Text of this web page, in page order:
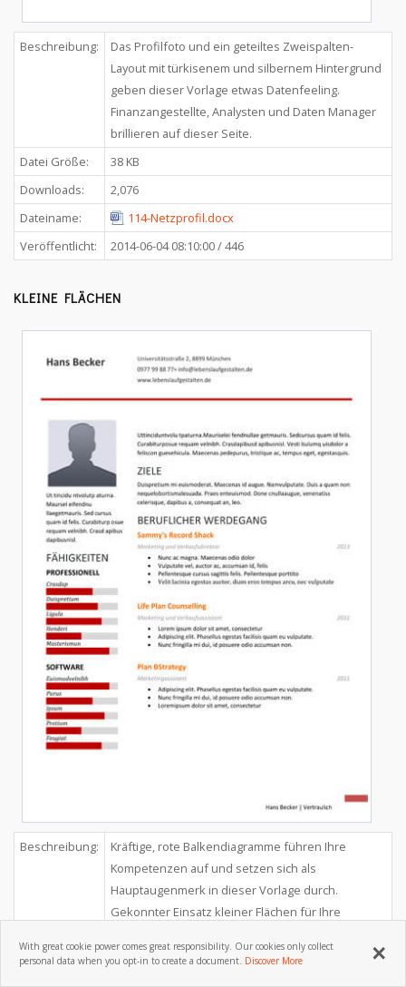
Beschreibung:
Das Profilfoto und ein geteiltes Zweispalten-
Layout mit türkisenem und silbernem Hintergrund
geben dieser Vorlage etwas Datenfeeling.
Finanzangestellte, Analysten und Daten Manager
brillieren auf dieser Seite.
Datei Größe:
38 KB
Downloads:
2,076
Dateiname:
114-Netzprofil.docx
Veröffentlicht:
2014-06-04 08:10:00 / 446
KLEINE FLÄCHEN
Beschreibung:
Kräftige, rote Balkendiagramme führen Ihre
Kompetenzen auf und setzen sich als
Hauptaugenmerk in dieser Vorlage durch.
Gekonnter Einsatz kleiner Flächen für Ihre
Datei Größe:
47 KB
With great cookie power comes great responsibility. Our cookies only collect
personal data when you opt-in to create a document. Discover More ×